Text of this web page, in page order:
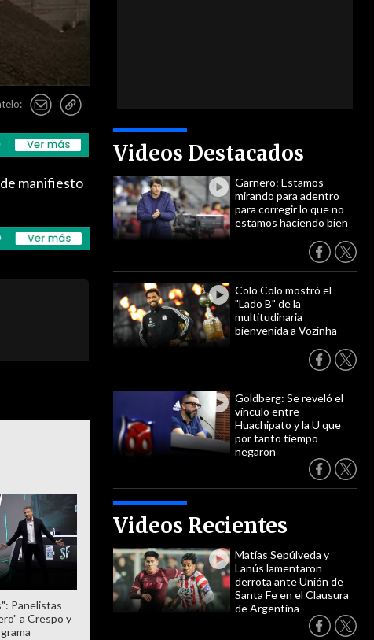
Videos Destacados
Garnero: Estamos
mirando para adentro
para corregir lo que no
estamos haciendo bien
Colo Colo mostró el
"Lado B" de la
multitudinaria
bienvenida a Vozinha
Goldberg: Se reveló el
vínculo entre
Huachipato y la U que
por tanto tiempo
negaron
Videos Recientes
Matías Sepúlveda y
Lanús lamentaron
derrota ante Unión de
Santa Fe en el Clausura
de Argentina
manifiesto
Panelistas
a Crespo y